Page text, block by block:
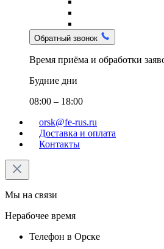
Обратный звонок
Время приёма и обработки
Будние дни
08:00 – 18:00
orsk@fe-rus.ru
Доставка и оплата
Контакты
Мы на связи
Нерабочее время
Телефон в Орске